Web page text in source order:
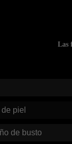
Las
piel
de busto